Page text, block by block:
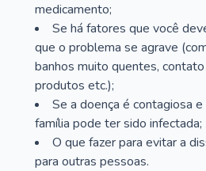
medicamento;
Se há fatores que você
que o problema se agrave
banhos muito quentes,
produtos etc.);
Se a doença é contagiosa
família pode ter sido infectada;
O que fazer para evitar a
para outras pessoas.